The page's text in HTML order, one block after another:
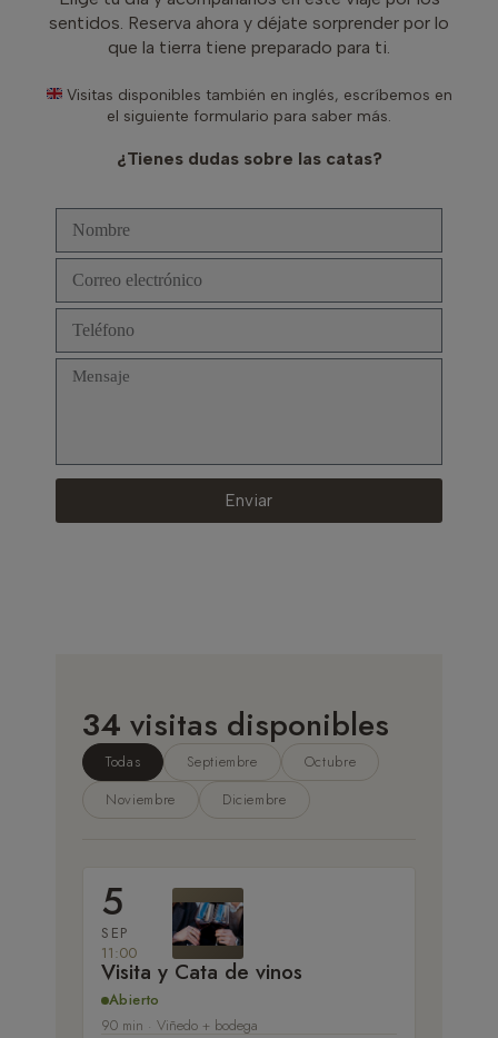
sentidos. Reserva ahora y déjate sorprender por lo
que la tierra tiene preparado para ti.
Visitas disponibles también en inglés, escríbemos en
el siguiente formulario para saber más.
¿Tienes dudas sobre las catas?
Enviar
34 visitas disponibles
Todas Septiembre
Octubre
Noviembre
Diciembre
5
SEP
11:00
Visita y Cata de vinos
Abierto
90 min · Viñedo + bodega